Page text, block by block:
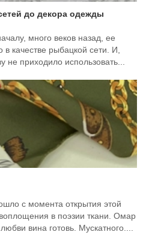
до декора одежды
много веков назад, ее
качестве рыбацкой сети. И,
не приходило использовать...
с момента открытия этой
в поэзии ткани. Омар
вина готовь. Мускатного....